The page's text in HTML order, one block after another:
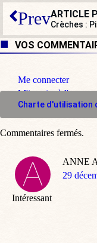
Prev
VOS
Me connecter
M'inscrire à l'espace
Charte d'utilisation
ANNE
dit
29
Intéressant
Commentaires fermés.